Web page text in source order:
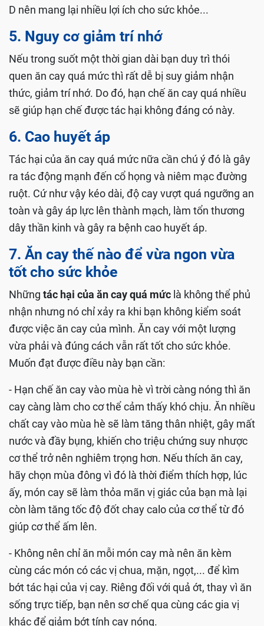
D nên mang lại nhiều lợi ích cho sức khỏe...
5. Nguy cơ giảm trí nhớ
Nếu trong suốt một thời gian dài bạn duy trì thói
quen ăn cay quá mức thì rất dễ bị suy giảm nhận
thức, giảm trí nhớ. Do đó, hạn chế ăn cay quá nhiều
sẽ giúp hạn chế được tác hại không đáng có này.
6. Cao huyết áp
Tác hại của ăn cay quá mức nữa cần chú ý đó là gây
ra tác động mạnh đến cổ họng và niêm mạc đường
ruột. Cứ như vậy kéo dài, độ cay vượt quá ngưỡng an
toàn và gây áp lực lên thành mạch, làm tổn thương
dây thần kinh và gây ra bệnh cao huyết áp.
7. Ăn cay thế nào để vừa ngon vừa
tốt cho sức khỏe
Những tác hại của ăn cay quá mức là không thể phủ
nhận nhưng nó chỉ xảy ra khi bạn không kiểm soát
được việc ăn cay của mình. Ăn cay với một lượng
vừa phải và đúng cách vẫn rất tốt cho sức khỏe.
Muốn đạt được điều này bạn cần:
- Hạn chế ăn cay vào mùa hè vì trời càng nóng thì ăn
cay càng làm cho cơ thể cảm thấy khó chịu. Ăn nhiều
chất cay vào mùa hè sẽ làm tăng thân nhiệt, gây mất
nước và đầy bụng, khiến cho triệu chứng suy nhược
cơ thể trở nên nghiêm trọng hơn. Nếu thích ăn cay,
hãy chọn mùa đông vì đó là thời điểm thích hợp, lúc
ấy, món cay sẽ làm thỏa mãn vị giác của bạn mà lại
còn làm tăng tốc độ đốt chay calo của cơ thể từ đó
giúp cơ thể ấm lên.
- Không nên chỉ ăn mỗi món cay mà nên ăn kèm
cùng các món có các vị chua, mặn, ngọt,... để kìm
bớt tác hại của vị cay. Riêng đối với quả ớt, thay vì ăn
sống trực tiếp, bạn nên sơ chế qua cùng các gia vị
khác để giảm bớt tính cay nóng.